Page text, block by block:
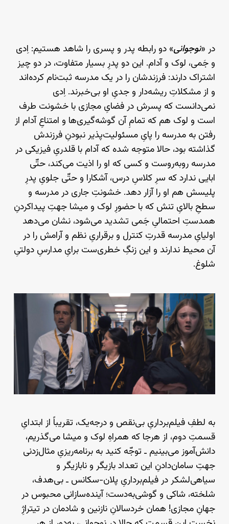
در «نوجوانی» دو رابطه‌ پدر و پسری را شاهد هستیم: اِدی
و جَمی، لوک و آدام. این دو پدرِ بسیار متفاوت، در دو چیز
اشتراک دارند: فرزندشان را در یک مدرسه ثبت‌نام کرده‌اند
و از مشکلاتِ ریشه‌دار و جدیِ او بی‌خبرند. اِدی
نمی‌دانست که پسرش در فضایِ مجازی با خشونت طرف
است و لوک هم که تمامِ آن گوشه‌گیری‌ها و امتناعِ آدام از
رفتن به مدرسه را پایِ مسئولیت‌پذیر نبودنِ فرزندش
گذاشته بود، حالا متوجه شده که آدام با قلدریِ فیزیکی در
مدرسه روبه‌روست و کسی که او را اذیت می‌کند، حتّی
ابایی ندارد که سرِ کلاسِ درس، آشکارا و حتّی جلویِ پدرِ
پلیسش هم او را آزار دهد. خشونتِ جاری در مدرسه و
سطحِ بالایِ تنش که با حضورِ لوک و میشا جهتِ پیداکردنِ
همدستِ احتمالیِ جَمی تشدید می‌شود، نشان می‌دهد
اولیایِ مدرسه قدرتِ کنترل و برقراریِ نظم و آرامش را در
آن محیط ندارند و این زنگِ خطری‌ست برایِ مدارسِ دولتیِ
شلوغ.
به لطفِ فیلم‌برداریِ بی‌نقص و درجه‌یک، تقریباً از ابتدایِ
قسمتِ دوم، از هرجا که همراهِ لوک و میشا می‌گذریم،
دانش‌آموز می‌بینیم ـ توجّه کنید به برنامه‌ریزیِ مثال‌زدنی
جهتِ سامان‌دادنِ این تعداد بازیگر و نابازیگر و
سیاهی‌لشکر در فیلم‌برداریِ پلان-سکانس ـ بی‌هدف،
شلخته، شاکی و گوشی‌به‌دست؛ آینده‌سازانی محبوس در
جهانِ مجازی! همان خردسالانِ نازنین و شادمان در تیتراژِ